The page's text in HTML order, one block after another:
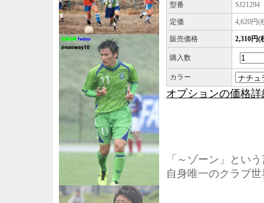
型番 SJ21294
定価 4,620円(
販売価格 2,310円(
購入数
カラー
オプションの価格
「～ゾーン」とい
自身唯一のクラブ